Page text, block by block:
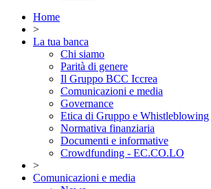
Home
>
La tua banca
Chi siamo
Parità di genere
Il Gruppo BCC Iccrea
Comunicazioni e media
Governance
Etica di Gruppo e Whistleblowing
Normativa finanziaria
Documenti e informative
Crowdfunding - EC.CO.LO
>
Comunicazioni e media